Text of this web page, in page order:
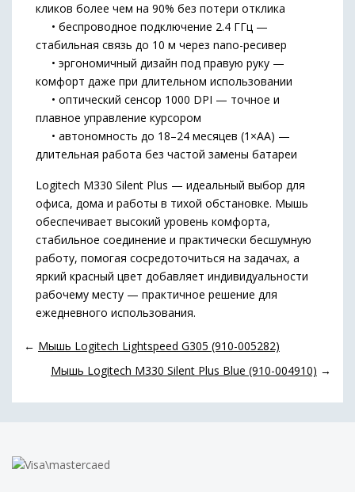
кликов более чем на 90% без потери отклика
• беспроводное подключение 2.4 ГГц —
стабильная связь до 10 м через nano-ресивер
• эргономичный дизайн под правую руку —
комфорт даже при длительном использовании
• оптический сенсор 1000 DPI — точное и
плавное управление курсором
• автономность до 18–24 месяцев (1×AA) —
длительная работа без частой замены батареи
Logitech M330 Silent Plus — идеальный выбор для
офиса, дома и работы в тихой обстановке. Мышь
обеспечивает высокий уровень комфорта,
стабильное соединение и практически бесшумную
работу, помогая сосредоточиться на задачах, а
яркий красный цвет добавляет индивидуальности
рабочему месту — практичное решение для
ежедневного использования.
← Мышь Logitech Lightspeed G305 (910-005282)
Мышь Logitech M330 Silent Plus Blue (910-004910) →